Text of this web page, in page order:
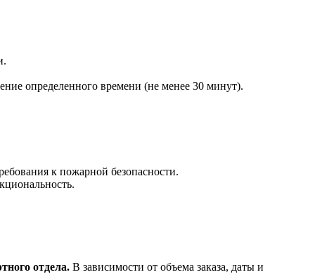
определенного времени (не менее 30 минут).
к пожарной безопасности.
отдела. В зависимости от объема заказа, даты и